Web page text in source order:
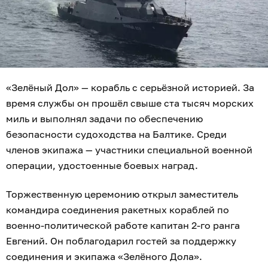
«Зелёный Дол» — корабль с серьёзной историей. За
время службы он прошёл свыше ста тысяч морских
миль и выполнял задачи по обеспечению
безопасности судоходства на Балтике. Среди
членов экипажа — участники специальной военной
операции, удостоенные боевых наград.
Торжественную церемонию открыл заместитель
командира соединения ракетных кораблей по
военно-политической работе капитан 2-го ранга
Евгений. Он поблагодарил гостей за поддержку
соединения и экипажа «Зелёного Дола».